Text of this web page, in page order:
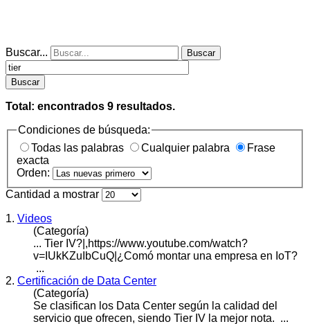
Buscar... Buscar
Buscar
Total: encontrados 9 resultados.
Condiciones de búsqueda:
Todas las palabras
Cualquier palabra
Frase
exacta
Orden:
Cantidad a mostrar
1. Videos
(Categoría)
... Tier IV?|,https://www.youtube.com/watch?
v=IUkKZuIbCuQ|¿Comó montar una empresa en IoT?
...
2. Certificación de Data Center
(Categoría)
Se clasifican los Data Center según la calidad del
servicio que ofrecen, siendo Tier IV la mejor nota. ...